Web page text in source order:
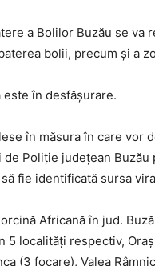
a Bolilor Buzău se va
bolii, precum și a
în desfășurare.
în măsura în care vor
Poliție județean
fie identificată sursa
Africană în jud.
5 localități respectiv,
(3 focare), Valea